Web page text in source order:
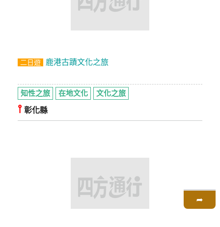
二日遊 鹿港古蹟文化之旅
知性之旅 在地文化 文化之旅
⫯ 彰化縣
➦